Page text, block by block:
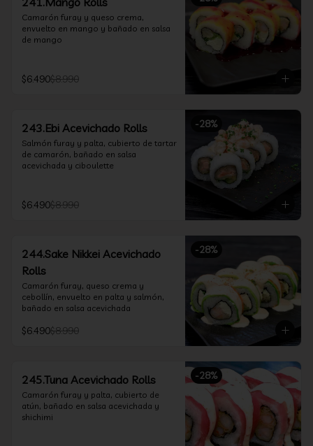
Camarón furay y queso crema,
envuelto en mango y bañado en salsa
de mango
$6.490$8.990
-28%
243.Ebi Acevichado Rolls
Salmón furay y palta, cubierto de tartar
de camarón, bañado en salsa
acevichada y ciboulette
$6.490$8.990
-28%
244.Sake Nikkei Acevichado
Rolls
Camarón furay, queso crema y
cebollín, envuelto en palta y salmón,
bañado en salsa acevichada
$6.490$8.990
-28%
245.Tuna Acevichado Rolls
Camarón furay y palta, cubierto de
atún, bañado en salsa acevichada y
shichimi